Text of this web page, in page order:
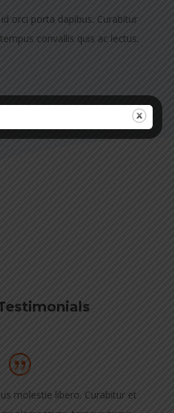
orci porta dapibus. Curabitur
convallis quis ac lectus.
molestie libero. Curabitur et